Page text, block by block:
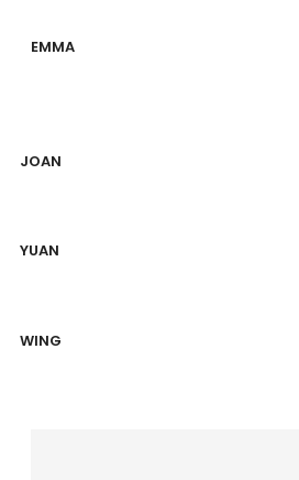
EMMA
JOAN
YUAN
WING